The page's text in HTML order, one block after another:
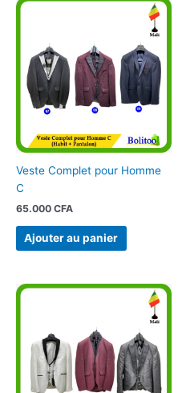
Veste Complet pour Homme
C
65.000 CFA
Ajouter au panier